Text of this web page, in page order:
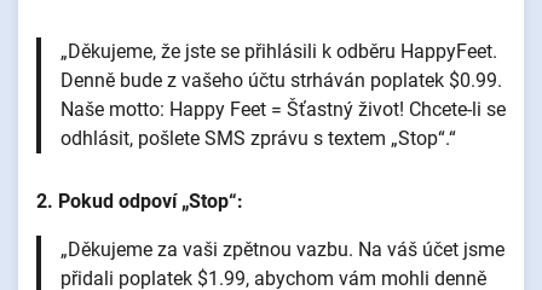
„Děkujeme, že jste se přihlásili k odběru HappyFeet.
Denně bude z vašeho účtu strháván poplatek $0.99.
Naše motto: Happy Feet = Šťastný život! Chcete-li se
odhlásit, pošlete SMS zprávu s textem „Stop“.“
2. Pokud odpoví „Stop“:
„Děkujeme za vaši zpětnou vazbu. Na váš účet jsme
přidali poplatek $1.99, abychom vám mohli denně